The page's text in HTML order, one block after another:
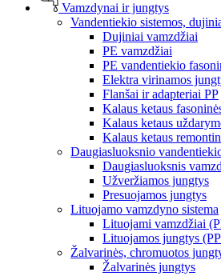
Vamzdynai ir jungtys
Vandentiekio sistemos,
Dujiniai vamzdžiai
PE vamzdžiai
PE vandentiekio
Elektra virinamos
Flanšai ir adapteriai PP
Kalaus ketaus
Kalaus ketaus
Kalaus ketaus
Daugiasluoksnio
Daugiasluoksnis
Užveržiamos jungtys
Presuojamos jungtys
Lituojamo vamzdyno sistema
Lituojami vamzdžiai
Lituojamos jungtys
Žalvarinės, chromuotos
Žalvarinės jungtys